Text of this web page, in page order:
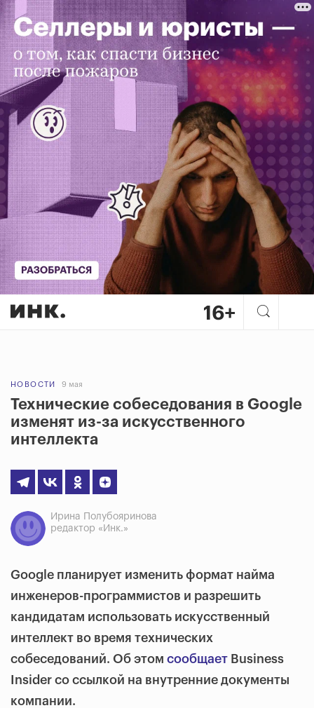
НОВОСТИ 9 мая
Технические собеседования в Google
изменят из-за искусственного
интеллекта
Ирина Полубояринова
редактор «Инк.»
Google планирует изменить формат найма
инженеров-программистов и разрешить
кандидатам использовать искусственный
интеллект во время технических
собеседований. Об этом сообщает Business
Insider со ссылкой на внутренние документы
компании.